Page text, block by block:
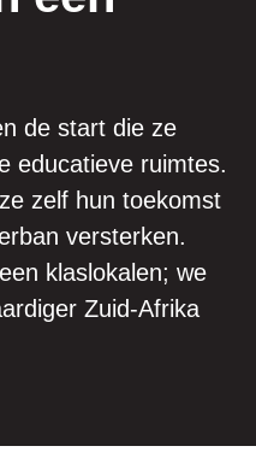
de start die ze
educatieve ruimtes.
zelf hun toekomst
versterken.
klaslokalen; we
Zuid-Afrika